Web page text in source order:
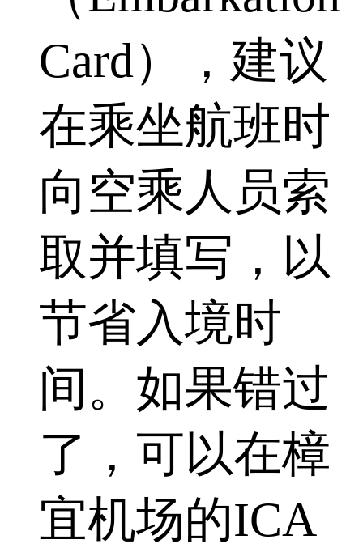
Card），建议
在乘坐航班时
向空乘人员索
取并填写，以
节省入境时
间。如果错过
了，可以在樟
宜机场的ICA